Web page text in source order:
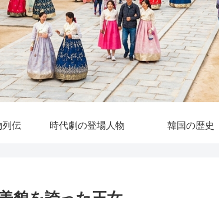
列伝 時代劇の登場人物 韓国の歴史